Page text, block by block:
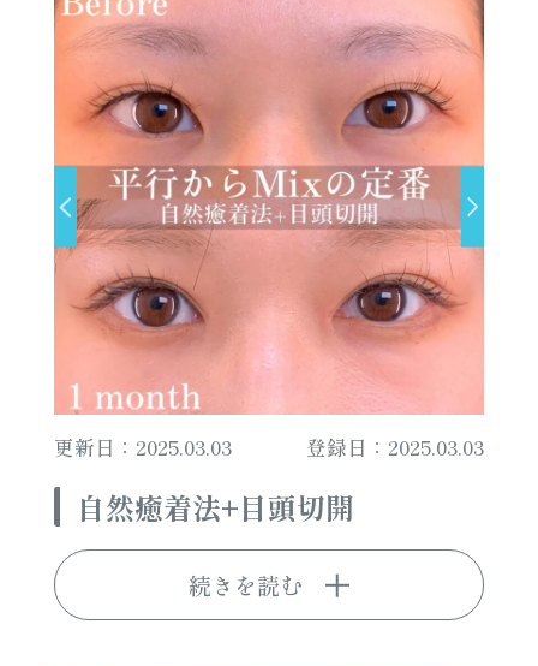
更新日：2025.03.03 登録日：2025.03.03
自然癒着法+目頭切開
続きを読む